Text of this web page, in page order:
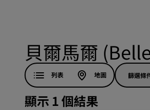
貝爾馬爾
列表 地圖 篩選條
顯示 1 個結果